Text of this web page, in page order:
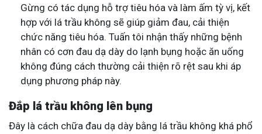
Gừng có tác dụng hỗ trợ tiêu hóa và làm ấm tỳ vị, kết
hợp với lá trầu không sẽ giúp giảm đau, cải thiện
chức năng tiêu hóa. Tuấn tôi nhận thấy những bệnh
nhân có cơn đau dạ dày do lạnh bụng hoặc ăn uống
không đúng cách thường cải thiện rõ rệt sau khi áp
dụng phương pháp này.
Đắp lá trầu không lên bụng
Đây là cách chữa đau dạ dày bằng lá trầu không khá phổ